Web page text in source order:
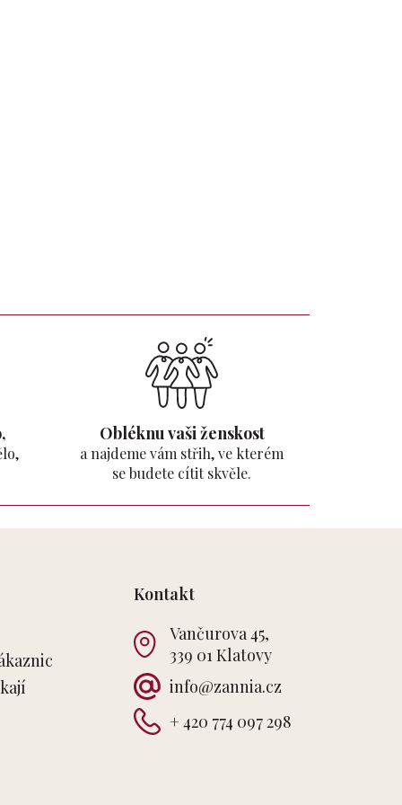
Obléknu vaši ženskost
a najdeme vám střih, ve kterém
se budete cítit skvěle.
Kontakt
Vančurova 45,
339 01 Klatovy
info@zannia.cz
+ 420 774 097 298